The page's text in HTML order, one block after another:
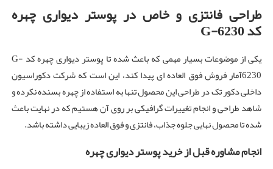
طراحی فانتزی و خاص در پوستر دیواری چهره
کد G-6230
یکی از موضوعات بسیار مهمی که باعث شده تا پوستر دیواری چهره کد G-
6230آمار فروش فوق العاده ای پیدا کند، این است که شرکت دکوراسیون
داخلی دکور تک در طراحی این محصول تنها به استفاده از چهره بسنده نکرده و
شاهد طراحی و انجام تغییرات گرافیکی بر روی آن هستیم که در نهایت باعث
شده تا محصول نهایی جلوه جذاب، فانتزی و فوق العاده زیبایی داشته باشد.
انجام مشاوره قبل از خرید پوستر دیواری چهره